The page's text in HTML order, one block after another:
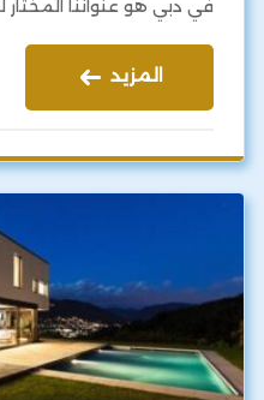
في دبي هو عنواننا
المزيد